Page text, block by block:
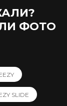
ФОТО
SLIDE